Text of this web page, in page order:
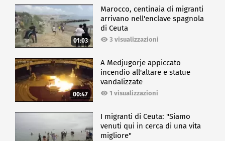
01:03
Marocco, centinaia di migranti
arrivano nell'enclave spagnola
di Ceuta
3 visualizzazioni
00:47
A Medjugorje appiccato
incendio all'altare e statue
vandalizzate
1 visualizzazioni
I migranti di Ceuta: "Siamo
venuti qui in cerca di una vita
migliore"